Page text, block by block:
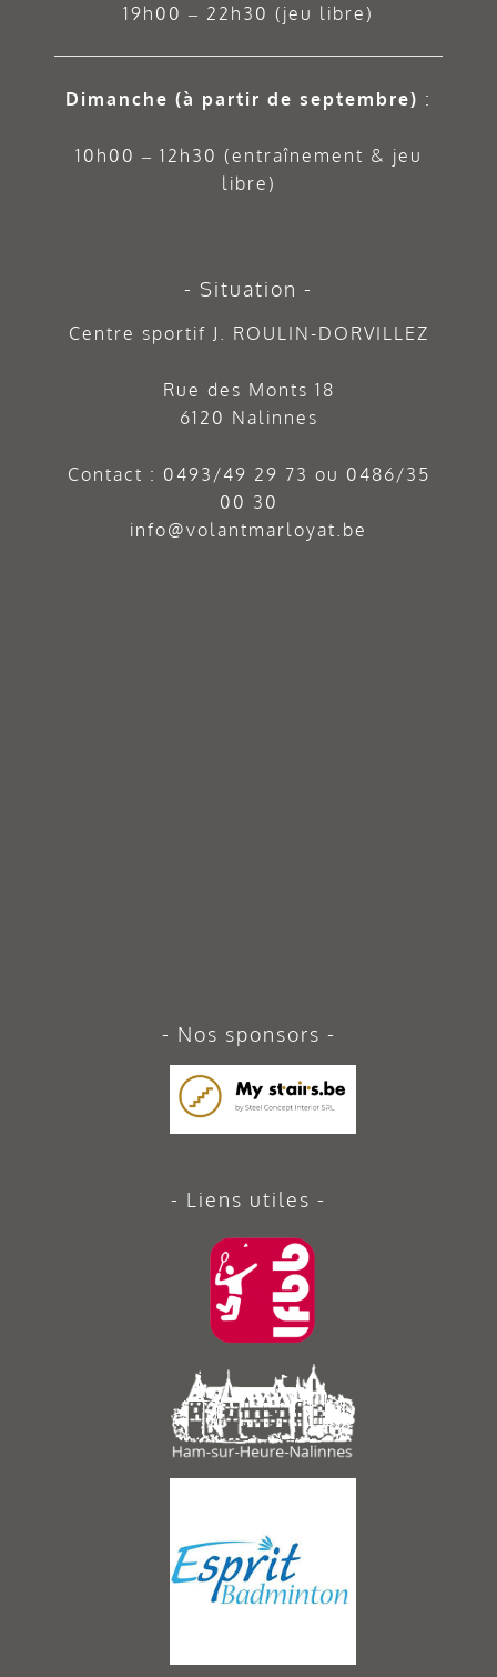
19h00 – 22h30 (jeu libre)
Dimanche (à partir de septembre) :
10h00 – 12h30 (entraînement & jeu
libre)
Situation
Centre sportif J. ROULIN-DORVILLEZ
Rue des Monts 18
6120 Nalinnes
Contact : 0493/49 29 73 ou 0486/35
00 30
info@volantmarloyat.be
Nos sponsors
Liens utiles